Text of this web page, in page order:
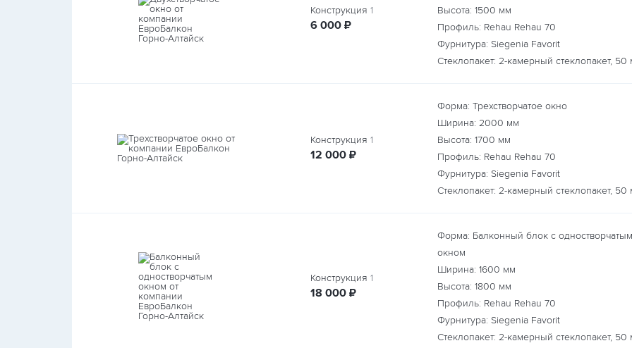
Конструкция 1
6 000 руб.
₽
Высота: 1500 мм
Профиль: Rehau Rehau 70
Фурнитура: Siegenia Favorit
Стеклопакет: 2-камерный стеклопакет, 50
Конструкция 1
12 000 руб.
₽
Форма: Трехстворчатое окно
Ширина: 2000 мм
Высота: 1700 мм
Профиль: Rehau Rehau 70
Фурнитура: Siegenia Favorit
Стеклопакет: 2-камерный стеклопакет, 50
Конструкция 1
18 000 руб.
₽
Форма: Балконный блок с одностворчатым
окном
Ширина: 1600 мм
Высота: 1800 мм
Профиль: Rehau Rehau 70
Фурнитура: Siegenia Favorit
Стеклопакет: 2-камерный стеклопакет, 50